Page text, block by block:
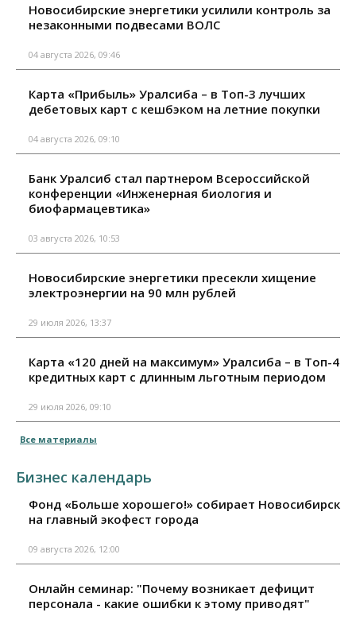
Новосибирские энергетики усилили контроль за
незаконными подвесами ВОЛС
04 августа 2026, 09:46
Карта «Прибыль» Уралсиба – в Топ-3 лучших
дебетовых карт с кешбэком на летние покупки
04 августа 2026, 09:10
Банк Уралсиб стал партнером Всероссийской
конференции «Инженерная биология и
биофармацевтика»
03 августа 2026, 10:53
Новосибирские энергетики пресекли хищение
электроэнергии на 90 млн рублей
29 июля 2026, 13:37
Карта «120 дней на максимум» Уралсиба – в Топ-4
кредитных карт с длинным льготным периодом
29 июля 2026, 09:10
Все материалы
Бизнес календарь
Фонд «Больше хорошего!» собирает Новосибирск
на главный экофест города
09 августа 2026, 12:00
Онлайн семинар: "Почему возникает дефицит
персонала - какие ошибки к этому приводят"